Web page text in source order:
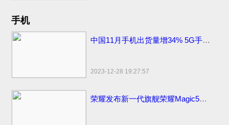
手机
中国11月手机出货量增34% 5G手机出货量2709.2万部
2023-12-28 19:27:57
荣耀发布新一代旗舰荣耀Magic5系列，新款上市价格分期0首付3999元起